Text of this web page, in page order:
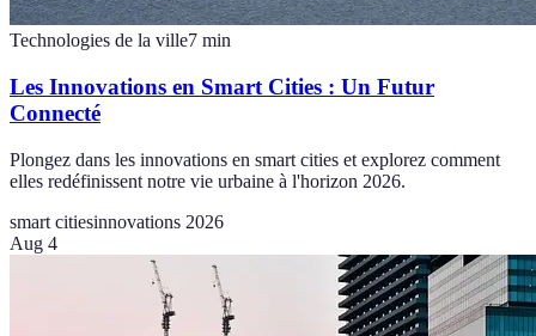
Technologies de la ville7 min
Les Innovations en Smart Cities : Un Futur
Connecté
Plongez dans les innovations en smart cities et explorez comment
elles redéfinissent notre vie urbaine à l'horizon 2026.
smart citiesinnovations 2026
Aug 4